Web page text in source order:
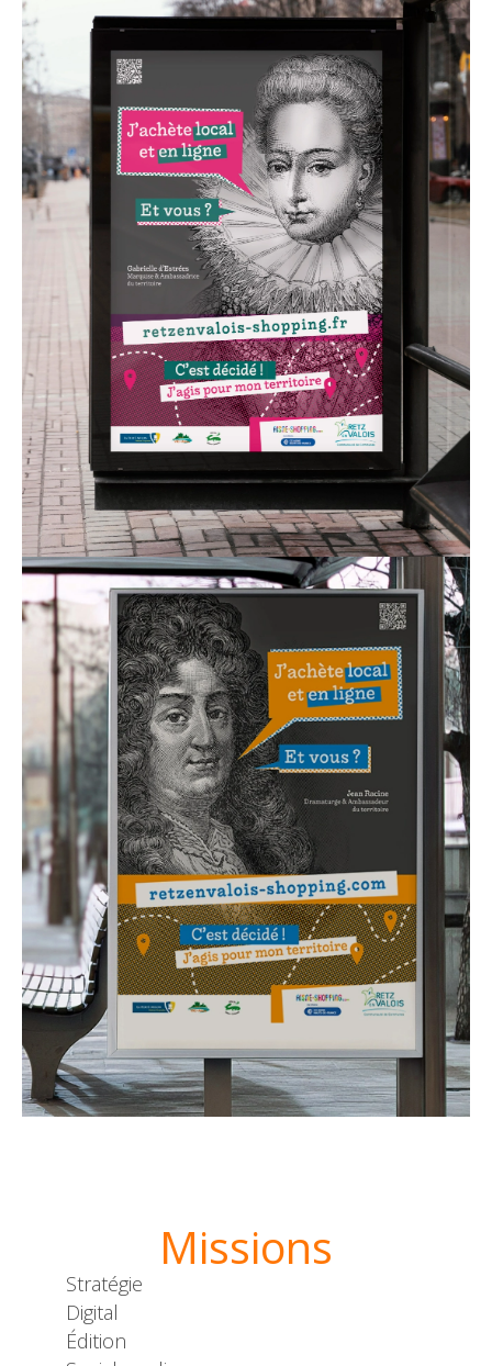
Missions
Stratégie
Digital
Édition